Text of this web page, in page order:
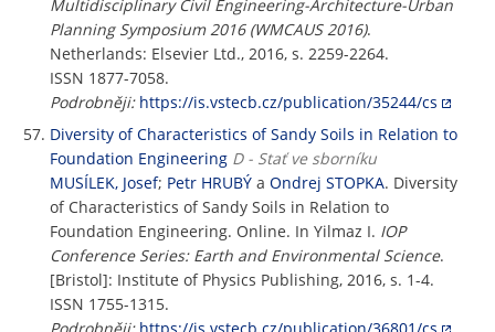
Multidisciplinary Civil Engineering-Architecture-Urban
Planning Symposium 2016 (WMCAUS 2016).
Netherlands: Elsevier Ltd., 2016, s. 2259-2264.
ISSN 1877-7058.
Podrobněji: https://is.vstecb.cz/publication/35244/cs
Diversity of Characteristics of Sandy Soils in Relation to
Foundation Engineering D - Stať ve sborníku
MUSÍLEK, Josef; Petr HRUBÝ a Ondrej STOPKA. Diversity
of Characteristics of Sandy Soils in Relation to
Foundation Engineering. Online. In Yilmaz I. IOP
Conference Series: Earth and Environmental Science.
[Bristol]: Institute of Physics Publishing, 2016, s. 1-4.
ISSN 1755-1315.
Podrobněji: https://is.vstecb.cz/publication/36801/cs